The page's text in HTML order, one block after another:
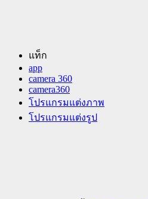
แท็ก
app
camera 360
camera360
โปรแกรมแต่งภาพ
โปรแกรมแต่งรูป